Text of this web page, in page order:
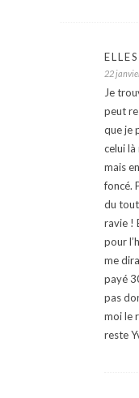
22
Je
peut
que je
celui
mais
foncé.
du tout
ravie !
pour
me
payé
pas
moi le
reste